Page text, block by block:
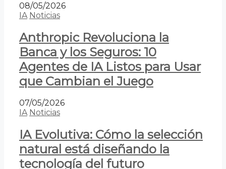
08/05/2026
IA Noticias
Anthropic Revoluciona la
Banca y los Seguros: 10
Agentes de IA Listos para Usar
que Cambian el Juego
07/05/2026
IA Noticias
IA Evolutiva: Cómo la selección
natural está diseñando la
tecnología del futuro